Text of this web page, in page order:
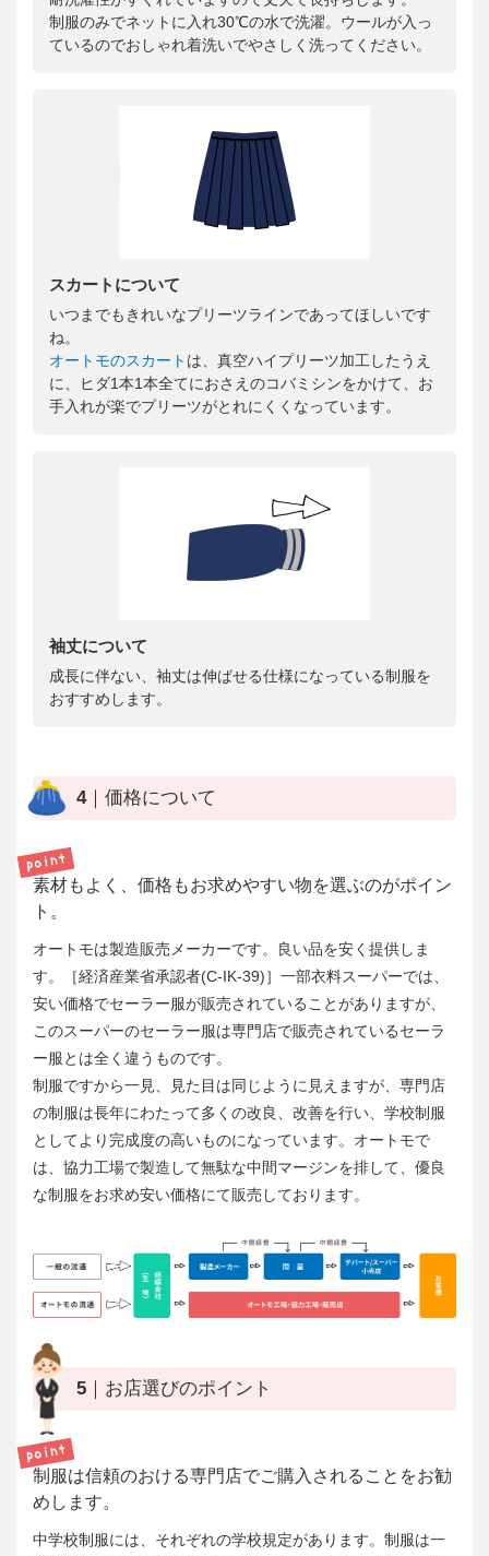
制服のみでネットに入れ30℃の水で洗濯。ウールが入っ
ているのでおしゃれ着洗いでやさしく洗ってください。
スカートについて
いつまでもきれいなプリーツラインであってほしいです
ね。
オートモのスカート は、真空ハイプリーツ加工したうえ
に、ヒダ1本1本全てにおさえのコバミシンをかけて、お
手入れが楽でプリーツがとれにくくなっています。
袖丈について
成長に伴ない、袖丈は伸ばせる仕様になっている制服を
おすすめします。
4｜価格について
素材もよく、価格もお求めやすい物を選ぶのがポイン
ト。
オートモは製造販売メーカーです。良い品を安く提供しま
す。［経済産業省承認者(C-IK-39)］一部衣料スーパーでは、
安い価格でセーラー服が販売されていることがありますが、
このスーパーのセーラー服は専門店で販売されているセーラ
ー服とは全く違うものです。
制服ですから一見、見た目は同じように見えますが、専門店
の制服は長年にわたって多くの改良、改善を行い、学校制服
としてより完成度の高いものになっています。オートモで
は、協力工場で製造して無駄な中間マージンを排して、優良
な制服をお求め安い価格にて販売しております。
5｜お店選びのポイント
制服は信頼のおける専門店でご購入されることをお勧
めします。
中学校制服には、それぞれの学校規定があります。制服は一